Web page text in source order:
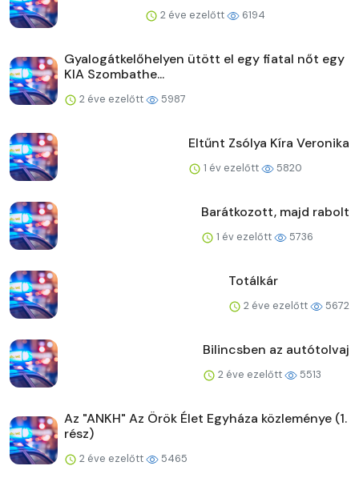
2 éve ezelőtt 6194
Gyalogátkelőhelyen ütött el egy fiatal nőt egy
KIA Szombathe...
2 éve ezelőtt 5987
Eltűnt Zsólya Kíra Veronika
1 év ezelőtt 5820
Barátkozott, majd rabolt
1 év ezelőtt 5736
Totálkár
2 éve ezelőtt 5672
Bilincsben az autótolvaj
2 éve ezelőtt 5513
Az "ANKH" Az Örök Élet Egyháza közleménye (1.
rész)
2 éve ezelőtt 5465